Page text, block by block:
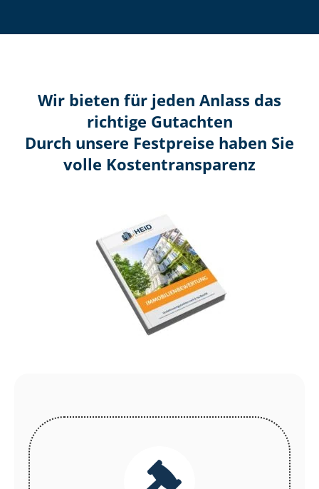
Wir bieten für jeden Anlass das
richtige Gutachten
Durch unsere Festpreise haben Sie
volle Kosten­transparenz